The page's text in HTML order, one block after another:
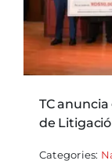
TC
de
Categories: